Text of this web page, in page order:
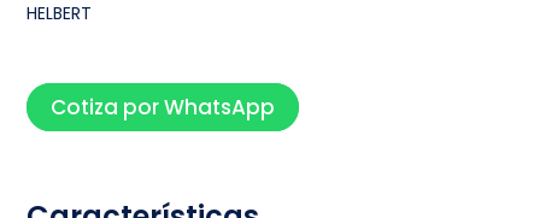
HELBERT
Cotiza por WhatsApp